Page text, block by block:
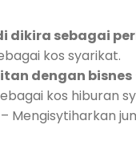
dikira sebagai
kos syarikat.
dengan bisnes
kos hiburan
– Mengisytiharkan